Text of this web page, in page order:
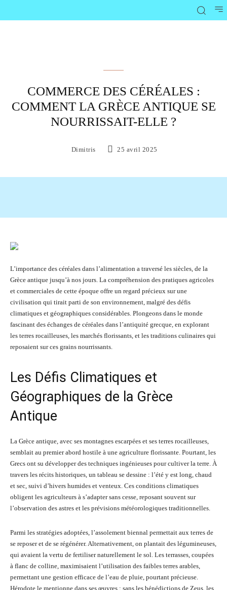
COMMERCE DES CÉRÉALES :
COMMENT LA GRÈCE ANTIQUE SE
NOURRISSAIT-ELLE ?
Dimitris 25 avril 2025
L’importance des céréales dans l’alimentation a traversé les siècles, de la
Grèce antique jusqu’à nos jours. La compréhension des pratiques agricoles
et commerciales de cette époque offre un regard précieux sur une
civilisation qui tirait parti de son environnement, malgré des défis
climatiques et géographiques considérables. Plongeons dans le monde
fascinant des échanges de céréales dans l’antiquité grecque, en explorant
les terres rocailleuses, les marchés florissants, et les traditions culinaires qui
reposaient sur ces grains nourrissants.
Les Défis Climatiques et
Géographiques de la Grèce
Antique
La Grèce antique, avec ses montagnes escarpées et ses terres rocailleuses,
semblait au premier abord hostile à une agriculture florissante. Pourtant, les
Grecs ont su développer des techniques ingénieuses pour cultiver la terre. À
travers les récits historiques, un tableau se dessine : l’été y est long, chaud
et sec, suivi d’hivers humides et venteux. Ces conditions climatiques
obligent les agriculteurs à s’adapter sans cesse, reposant souvent sur
l’observation des astres et les prévisions météorologiques traditionnelles.
Parmi les stratégies adoptées, l’assolement biennal permettait aux terres de
se reposer et de se régénérer. Alternativement, on plantait des légumineuses,
qui avaient la vertu de fertiliser naturellement le sol. Les terrasses, coupées
à flanc de colline, maximisaient l’utilisation des faibles terres arables,
permettant une gestion efficace de l’eau de pluie, pourtant précieuse.
Hérodote le mentionne dans ses œuvres : sans les bénédictions de Zeus, les